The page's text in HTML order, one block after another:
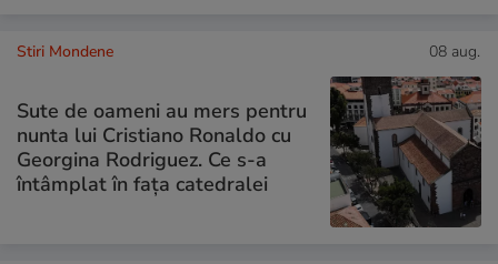
Stiri Mondene 08 aug.
Sute de oameni au mers pentru
nunta lui Cristiano Ronaldo cu
Georgina Rodriguez. Ce s-a
întâmplat în fața catedralei